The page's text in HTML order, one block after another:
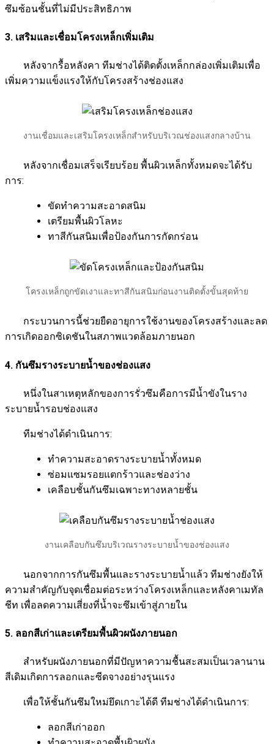
ซึมซ้อนชั้นที่ไม่มีประสิทธิภาพ
3. เสริมและเชื่อมโครงเหล็กเพิ่มเติม
หลังจากรื้อหลังคา ทีมช่างได้ติดตั้งเหล็กกล่องเพิ่มเติมเพื่อ
เพิ่มความแข็งแรงให้กับโครงสร้างช่องแสง
งานเชื่อมและเสริมโครงเหล็กสำหรับบริเวณช่องแสงกลางบ้าน
หลังจากเชื่อมเสร็จเรียบร้อย พื้นผิวเหล็กทั้งหมดจะได้รับ
การ:
ขัดทำความสะอาดสนิม
เตรียมพื้นผิวโลหะ
ทาสีกันสนิมเพื่อป้องกันการกัดกร่อน
โครงเหล็กถูกขัดเงาและทาสีกันสนิมก่อนงานติดตั้งขั้นสุดท้าย
กระบวนการนี้ช่วยยืดอายุการใช้งานของโครงสร้างและลด
การเกิดออกซิเดชันในสภาพแวดล้อมภายนอก
4. กันซึมรางระบายน้ำของช่องแสง
หนึ่งในสาเหตุหลักของการรั่วซึมคือการมีน้ำขังในราง
ระบายน้ำรอบช่องแสง
ทีมช่างได้ดำเนินการ:
ทำความสะอาดรางระบายน้ำทั้งหมด
ซ่อมแซมรอยแตกร้าวและช่องว่าง
เคลือบชั้นกันซึมเฉพาะทางหลายชั้น
งานเคลือบกันซึมบริเวณรางระบายน้ำของช่องแสง
นอกจากการกันซึมพื้นและรางระบายน้ำแล้ว ทีมช่างยังให้
ความสำคัญกับจุดเชื่อมต่อระหว่างโครงเหล็กและหลังคาเมทัล
ชีท เพื่อลดความเสี่ยงที่น้ำจะซึมเข้าสู่ภายใน
5. ลอกสีเก่าและเตรียมพื้นผิวผนังภายนอก
สำหรับผนังภายนอกที่มีปัญหาความชื้นสะสมเป็นเวลานาน
สีเดิมเกิดการลอกและซีดจางอย่างรุนแรง
เพื่อให้ชั้นกันซึมใหม่ยึดเกาะได้ดี ทีมช่างได้ดำเนินการ:
ลอกสีเก่าออก